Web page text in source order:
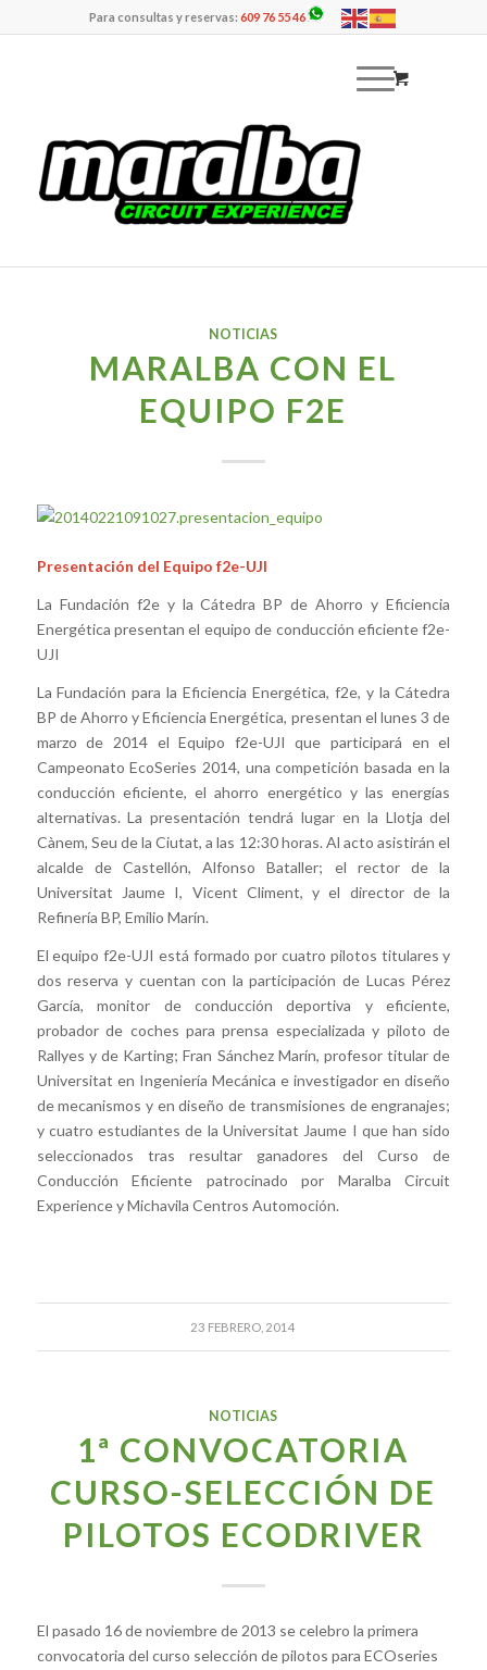
Para consultas y reservas: 609 76 55 46
NOTICIAS
MARALBA CON EL
EQUIPO F2E
Presentación del Equipo f2e-UJI
La Fundación f2e y la Cátedra BP de Ahorro y Eficiencia
Energética presentan el equipo de conducción eficiente f2e-
UJI
La Fundación para la Eficiencia Energética, f2e, y la Cátedra
BP de Ahorro y Eficiencia Energética, presentan el lunes 3 de
marzo de 2014 el Equipo f2e-UJI que participará en el
Campeonato EcoSeries 2014, una competición basada en la
conducción eficiente, el ahorro energético y las energías
alternativas. La presentación tendrá lugar en la Llotja del
Cànem, Seu de la Ciutat, a las 12:30 horas. Al acto asistirán el
alcalde de Castellón, Alfonso Bataller; el rector de la
Universitat Jaume I, Vicent Climent, y el director de la
Refinería BP, Emilio Marín.
El equipo f2e-UJI está formado por cuatro pilotos titulares y
dos reserva y cuentan con la participación de Lucas Pérez
García, monitor de conducción deportiva y eficiente,
probador de coches para prensa especializada y piloto de
Rallyes y de Karting; Fran Sánchez Marín, profesor titular de
Universitat en Ingeniería Mecánica e investigador en diseño
de mecanismos y en diseño de transmisiones de engranajes;
y cuatro estudiantes de la Universitat Jaume I que han sido
seleccionados tras resultar ganadores del Curso de
Conducción Eficiente patrocinado por Maralba Circuit
Experience y Michavila Centros Automoción.
23 FEBRERO, 2014
NOTICIAS
1ª CONVOCATORIA
CURSO-SELECCIÓN DE
PILOTOS ECODRIVER
El pasado 16 de noviembre de 2013 se celebro la primera
convocatoria del curso selección de pilotos para ECOseries